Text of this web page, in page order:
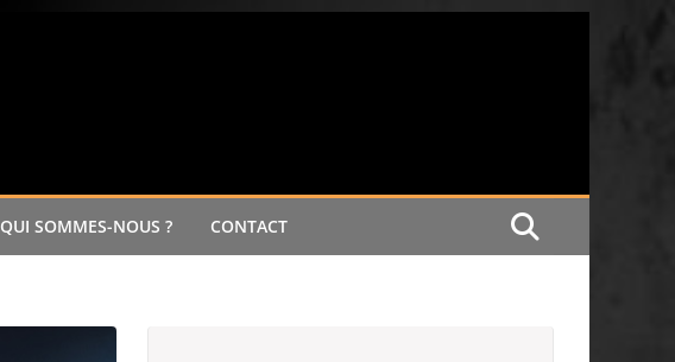
QUI SOMMES-NOUS ? CONTACT